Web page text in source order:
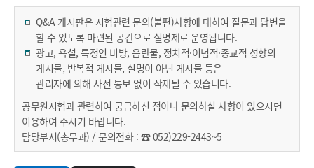
Q&A 게시판은 시험관련 문의(불편)사항에 대하여 질문과 답변을
할 수 있도록 마련된 공간으로 실명제로 운영됩니다.
광고, 욕설, 특정인 비방, 음란물, 정치적·이념적·종교적 성향의
게시물, 반복적 게시물, 실명이 아닌 게시물 등은
관리자에 의해 사전 통보 없이 삭제될 수 있습니다.
공무원시험과 관련하여 궁금하신 점이나 문의하실 사항이 있으시면
이용하여 주시기 바랍니다.
담당부서(총무과) / 문의전화 : ☎052)229-2443~5